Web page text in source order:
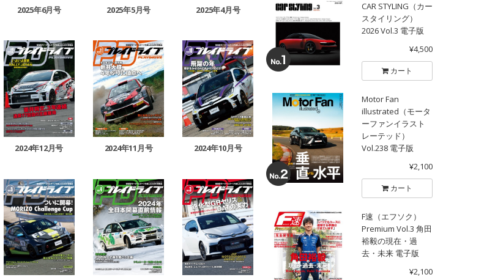
2025年6月号 2025年5月号 2025年4月号
2024年12月号 2024年11月号 2024年10月号
CAR STYLING（カー
スタイリング）
2026 Vol.3 電子版
¥4,500
カート
Motor Fan
illustrated（モータ
ーファンイラスト
レーテッド）
Vol.238 電子版
¥2,100
カート
F速（エフソク）
Premium Vol.3 角田
裕毅の現在・過
去・未来 電子版
¥2,100